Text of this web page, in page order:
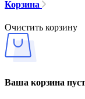
Корзина
Очистить корзину
Ваша корзина